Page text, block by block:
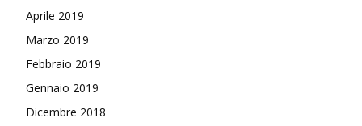
Aprile 2019
Marzo 2019
Febbraio 2019
Gennaio 2019
Dicembre 2018